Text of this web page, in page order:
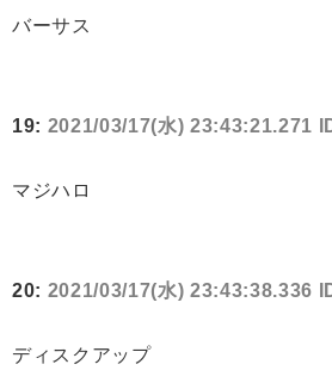
バーサス
19: 2021/03/17(水) 23:43:21.271
マジハロ
20: 2021/03/17(水) 23:43:38.336
ディスクアップ